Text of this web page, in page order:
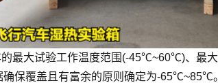
的最大试验工作温度范围(-45℃~60℃)、最
确保覆盖且有富余的原则确定为-65℃~85℃。